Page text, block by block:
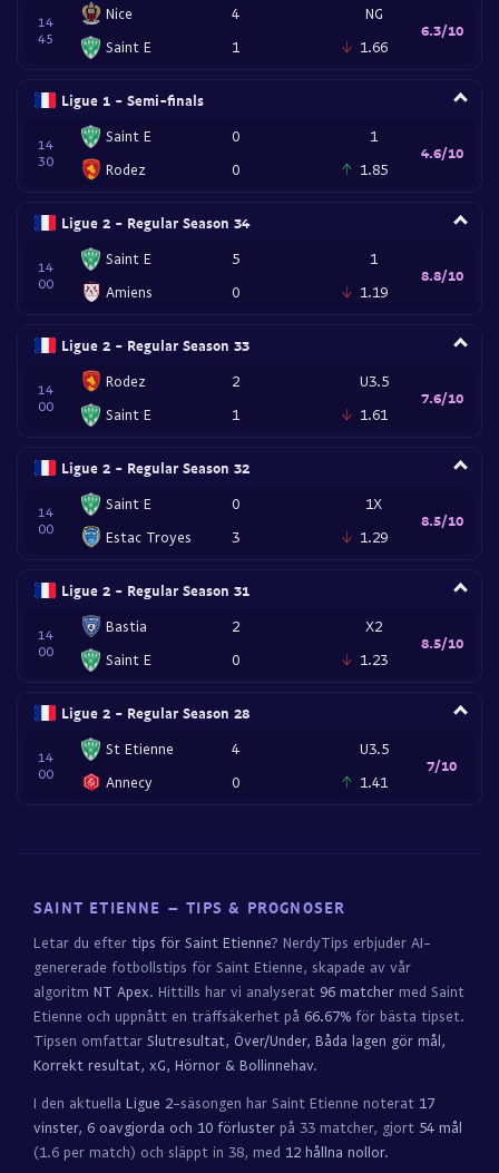
14
45
Nice
Saint E
4
1
NG
1.66
6.3/10
Ligue 1 - Semi-finals
14
30
Saint E
Rodez
0
0
1
1.85
4.6/10
Ligue 2 - Regular Season 34
14
00
Saint E
Amiens
5
0
1
1.19
8.8/10
Ligue 2 - Regular Season 33
14
00
Rodez
Saint E
2
1
U3.5
1.61
7.6/10
Ligue 2 - Regular Season 32
14
00
Saint E
Estac Troyes
0
3
1X
1.29
8.5/10
Ligue 2 - Regular Season 31
14
00
Bastia
Saint E
2
0
X2
1.23
8.5/10
Ligue 2 - Regular Season 28
14
00
St Etienne
Annecy
4
0
U3.5
1.41
7/10
SAINT ETIENNE – TIPS & PROGNOSER
Letar du efter tips för Saint Etienne? NerdyTips erbjuder AI-
genererade fotbollstips för Saint Etienne, skapade av vår
algoritm NT Apex. Hittills har vi analyserat 96 matcher med Saint
Etienne och uppnått en träffsäkerhet på 66.67% för bästa tipset.
Tipsen omfattar Slutresultat, Över/Under, Båda lagen gör mål,
Korrekt resultat, xG, Hörnor & Bollinnehav.
I den aktuella Ligue 2-säsongen har Saint Etienne noterat 17
vinster, 6 oavgjorda och 10 förluster på 33 matcher, gjort 54 mål
(1.6 per match) och släppt in 38, med 12 hållna nollor.